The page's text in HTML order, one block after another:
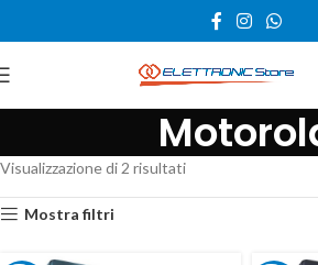
Visualizzazione di 2 risultati
Mostra filtri